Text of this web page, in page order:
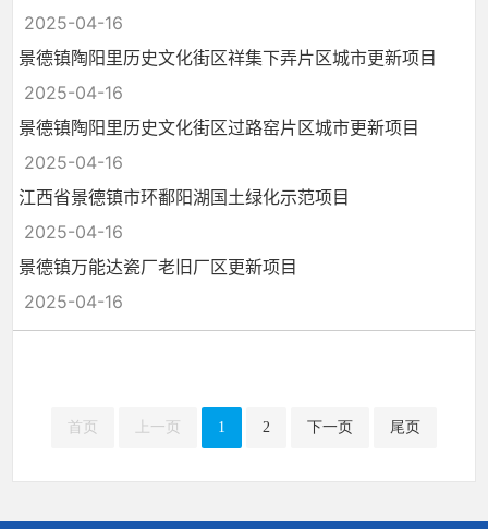
2025-04-16
景德镇陶阳里历史文化街区祥集下弄片区城市更新项目
2025-04-16
景德镇陶阳里历史文化街区过路窑片区城市更新项目
2025-04-16
江西省景德镇市环鄱阳湖国土绿化示范项目
2025-04-16
景德镇万能达瓷厂老旧厂区更新项目
2025-04-16
首页 上一页 1 2 下一页 尾页